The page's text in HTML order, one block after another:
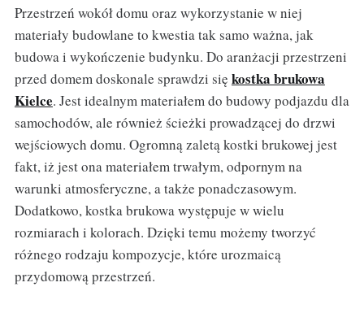
Przestrzeń wokół domu oraz wykorzystanie w niej
materiały budowlane to kwestia tak samo ważna, jak
budowa i wykończenie budynku. Do aranżacji przestrzeni
przed domem doskonale sprawdzi się kostka brukowa
Kielce. Jest idealnym materiałem do budowy podjazdu dla
samochodów, ale również ścieżki prowadzącej do drzwi
wejściowych domu. Ogromną zaletą kostki brukowej jest
fakt, iż jest ona materiałem trwałym, odpornym na
warunki atmosferyczne, a także ponadczasowym.
Dodatkowo, kostka brukowa występuje w wielu
rozmiarach i kolorach. Dzięki temu możemy tworzyć
różnego rodzaju kompozycje, które urozmaicą
przydomową przestrzeń.